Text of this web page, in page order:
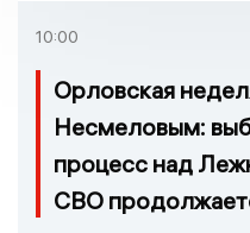
10:00
Орловская
Несмеловым:
процесс над
СВО